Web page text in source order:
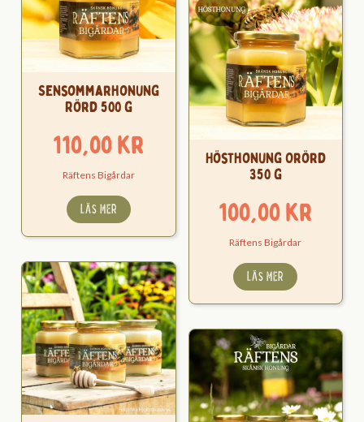
Sensommarhonung
Rörd 500 g
110,00kr
Räftens Bigårdar
LÄS MER
Hösthonung Orörd
350 g
100,00kr
Räftens Bigårdar
LÄS MER